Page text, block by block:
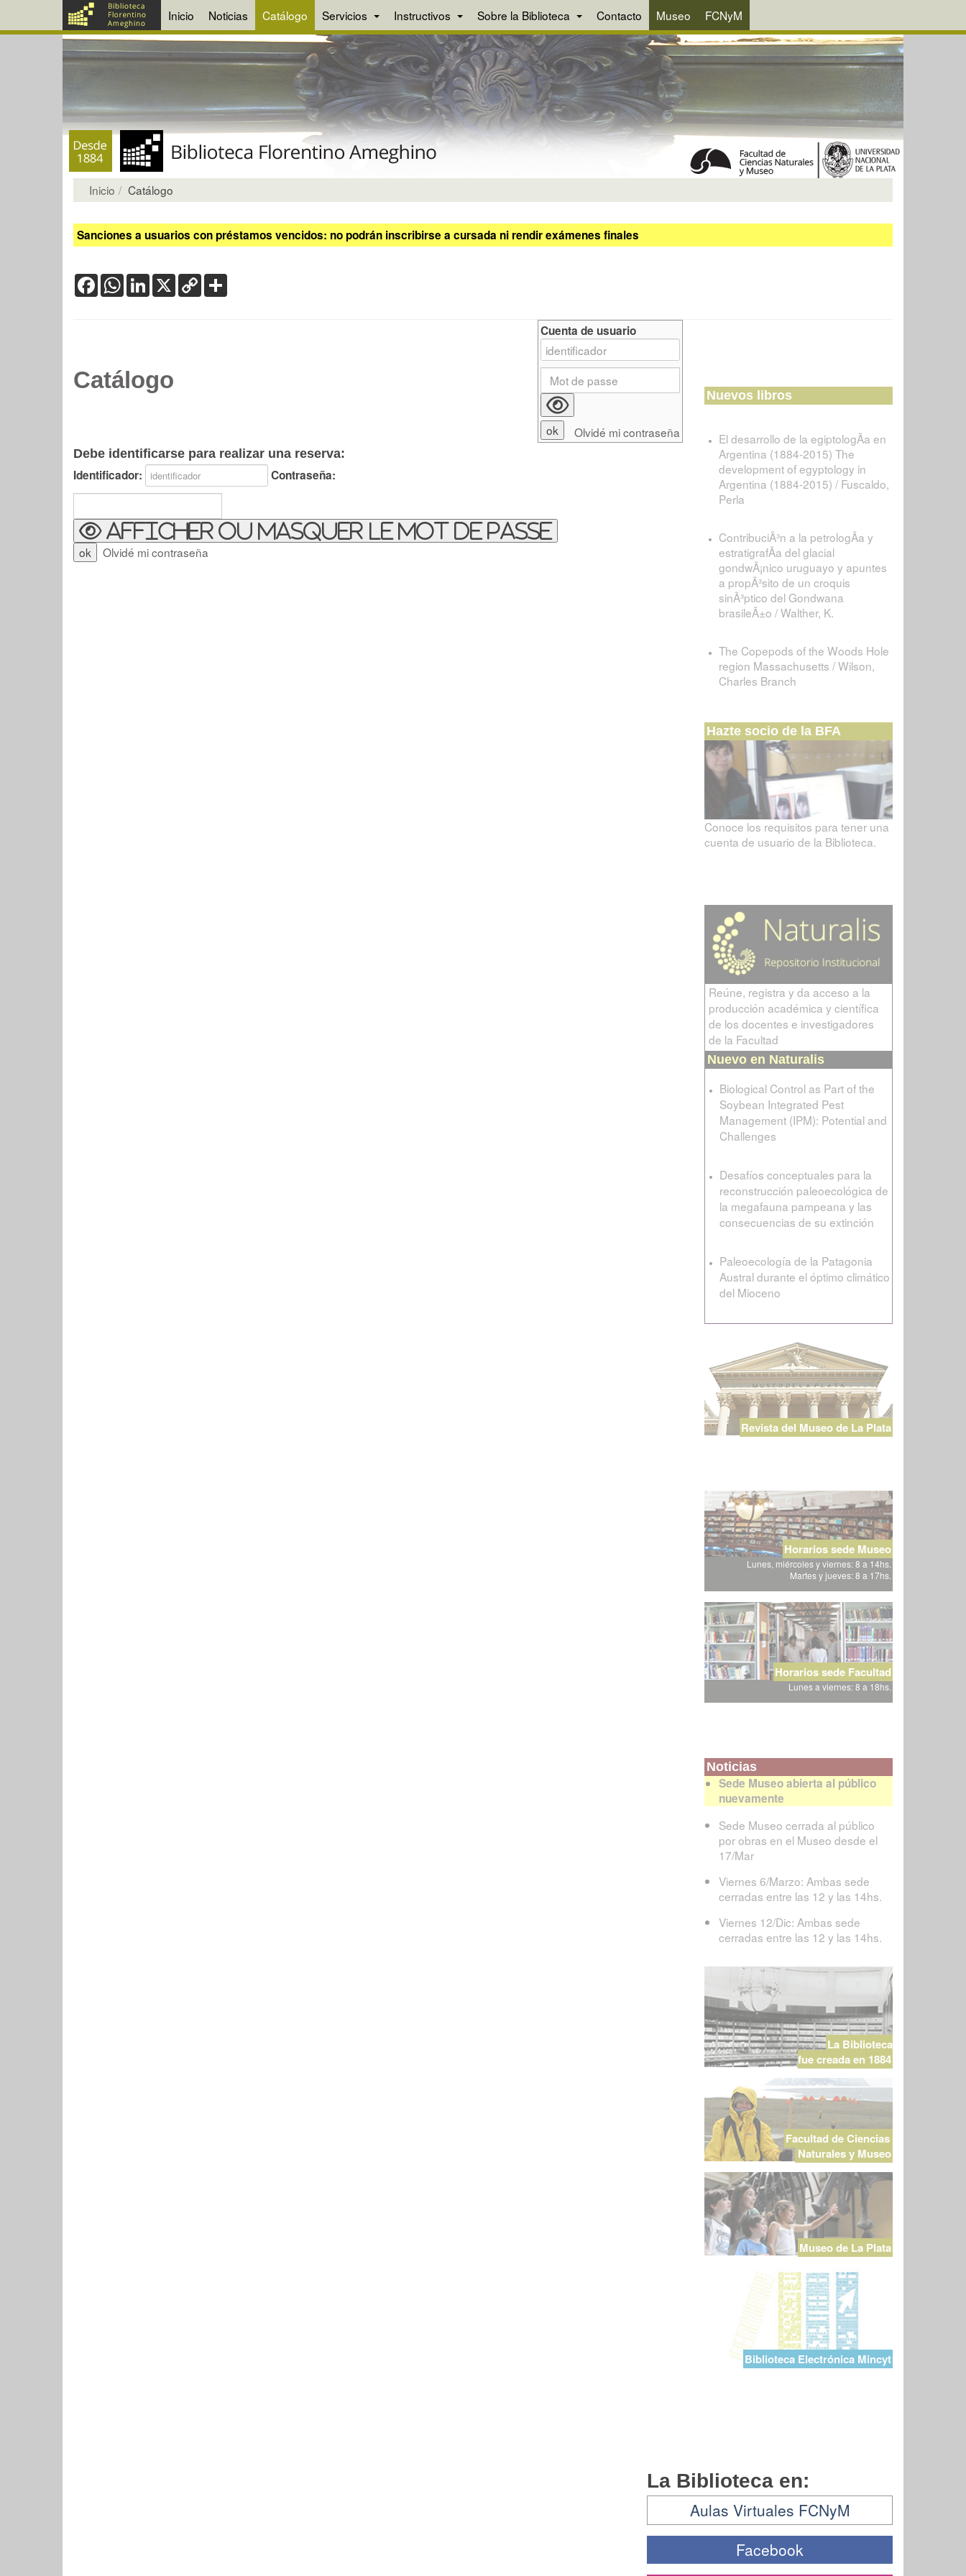
Inicio Noticias Catálogo Servicios Instructivos Sobre la Biblioteca Contacto Museo FCNyM
Inicio Catálogo
Sanciones a usuarios con préstamos vencidos: no podrán inscribirse a cursada ni rendir exámenes finales
FacebookWhatsApp
LinkedIn
X Copy
Link
Catálogo
Debe identificarse para realizar una reserva:
Identificador: Contraseña:
Afficher ou masquer le mot de passe
Olvidé mi contraseña
Cuenta de usuario
Olvidé mi contraseña
Nuevos libros
El desarrollo de la egiptologÃ­a en
Argentina (1884-2015) The
development of egyptology in
Argentina (1884-2015) / Fuscaldo,
Perla
ContribuciÃ³n a la petrologÃ­a y
estratigrafÃ­a del glacial
gondwÃ¡nico uruguayo y apuntes
a propÃ³sito de un croquis
sinÃ³ptico del Gondwana
brasileÃ±o / Walther, K.
The Copepods of the Woods Hole
region Massachusetts / Wilson,
Charles Branch
Hazte socio de la BFA
Conoce los requisitos para tener una
cuenta de usuario de la Biblioteca.
Reúne, registra y da acceso a la
producción académica y científica
de los docentes e investigadores
de la Facultad
Nuevo en Naturalis
Biological Control as Part of the
Soybean Integrated Pest
Management (IPM): Potential and
Challenges
Desafíos conceptuales para la
reconstrucción paleoecológica de
la megafauna pampeana y las
consecuencias de su extinción
Paleoecología de la Patagonia
Austral durante el óptimo climático
del Mioceno
Revista del Museo de La Plata
Horarios sede Museo
Lunes, miércoles y viernes: 8 a 14hs.
Martes y jueves: 8 a 17hs.
Horarios sede Facultad
Lunes a viernes: 8 a 18hs.
Noticias
Sede Museo abierta al público
nuevamente
Sede Museo cerrada al público
por obras en el Museo desde el
17/Mar
Viernes 6/Marzo: Ambas sede
cerradas entre las 12 y las 14hs.
Viernes 12/Dic: Ambas sede
cerradas entre las 12 y las 14hs.
La Biblioteca
fue creada en 1884
Facultad de Ciencias
Naturales y Museo
Museo de La Plata
Biblioteca Electrónica Mincyt
La Biblioteca en:
Aulas Virtuales FCNyM
Facebook